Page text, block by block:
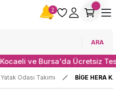
ARA
2
ve Bursa'da Ücretsiz
Yatak Odası Takımı BİGE HERA